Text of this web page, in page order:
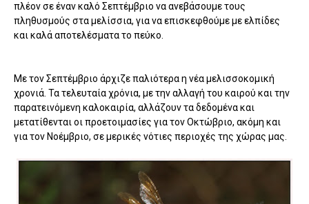
πλέον σε έναν καλό Σεπτέμβριο να ανεβάσουμε τους
πληθυσμούς στα μελίσσια, για να επισκεφθούμε με ελπίδες
και καλά αποτελέσματα το πεύκο.
Με τον Σεπτέμβριο άρχιζε παλιότερα η νέα μελισσοκομική
χρονιά. Τα τελευταία χρόνια, με την αλλαγή του καιρού και την
παρατεινόμενη καλοκαιρία, αλλάζουν τα δεδομένα και
μετατίθενται οι προετοιμασίες για τον Οκτώβριο, ακόμη και
για τον Νοέμβριο, σε μερικές νότιες περιοχές της χώρας μας.